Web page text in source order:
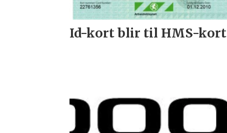
Id-kort blir til HMS-kort